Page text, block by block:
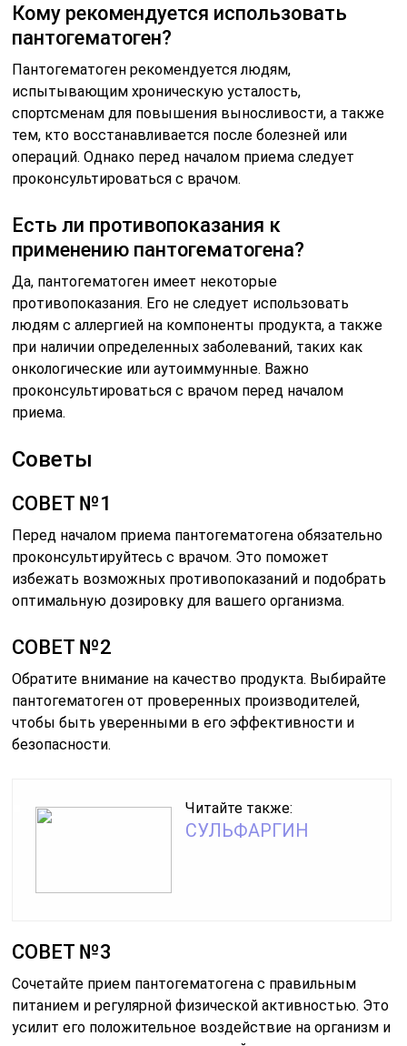
Кому рекомендуется использовать
пантогематоген?
Пантогематоген рекомендуется людям,
испытывающим хроническую усталость,
спортсменам для повышения выносливости, а также
тем, кто восстанавливается после болезней или
операций. Однако перед началом приема следует
проконсультироваться с врачом.
Есть ли противопоказания к
применению пантогематогена?
Да, пантогематоген имеет некоторые
противопоказания. Его не следует использовать
людям с аллергией на компоненты продукта, а также
при наличии определенных заболеваний, таких как
онкологические или аутоиммунные. Важно
проконсультироваться с врачом перед началом
приема.
Советы
СОВЕТ №1
Перед началом приема пантогематогена обязательно
проконсультируйтесь с врачом. Это поможет
избежать возможных противопоказаний и подобрать
оптимальную дозировку для вашего организма.
СОВЕТ №2
Обратите внимание на качество продукта. Выбирайте
пантогематоген от проверенных производителей,
чтобы быть уверенными в его эффективности и
безопасности.
Читайте также:
СУЛЬФАРГИН
СОВЕТ №3
Сочетайте прием пантогематогена с правильным
питанием и регулярной физической активностью. Это
усилит его положительное воздействие на организм и